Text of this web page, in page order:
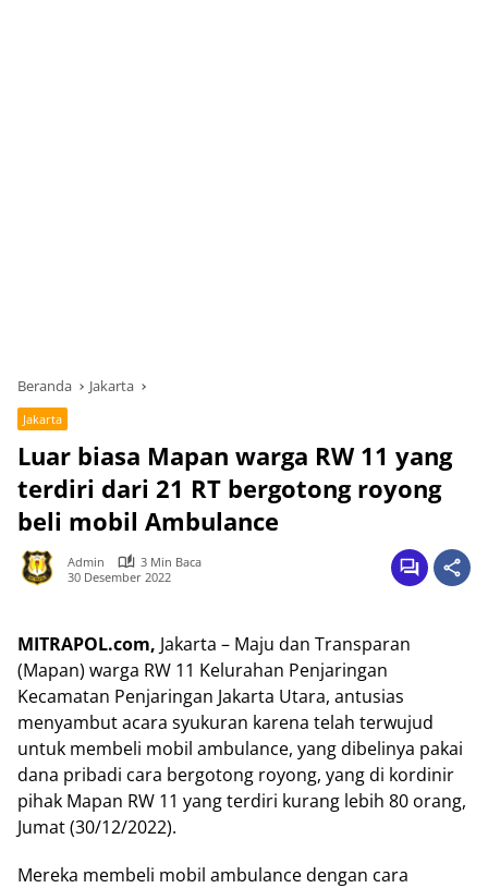
Beranda Jakarta
Jakarta
Luar biasa Mapan warga RW 11 yang
terdiri dari 21 RT bergotong royong
beli mobil Ambulance
Admin
3 Min Baca
30 Desember 2022
MITRAPOL.com, Jakarta – Maju dan Transparan
(Mapan) warga RW 11 Kelurahan Penjaringan
Kecamatan Penjaringan Jakarta Utara, antusias
menyambut acara syukuran karena telah terwujud
untuk membeli mobil ambulance, yang dibelinya pakai
dana pribadi cara bergotong royong, yang di kordinir
pihak Mapan RW 11 yang terdiri kurang lebih 80 orang,
Jumat (30/12/2022).
Mereka membeli mobil ambulance dengan cara